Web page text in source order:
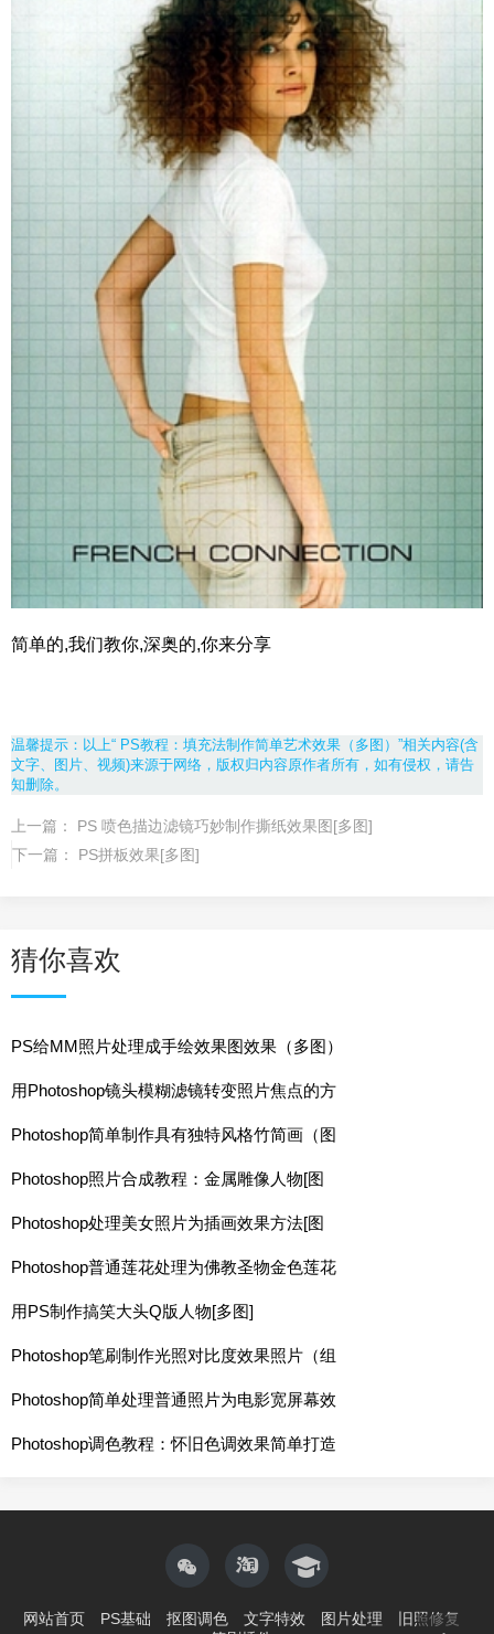
简单的,我们教你,深奥的,你来分享
温馨提示：以上“ PS教程：填充法制作简单艺术效果（多图）”相关内容(含
文字、图片、视频)来源于网络，版权归内容原作者所有，如有侵权，请告
知删除。
上一篇：
PS 喷色描边滤镜巧妙制作撕纸效果图[多图]
下一篇：
PS拼板效果[多图]
猜你喜欢
PS给MM照片处理成手绘效果图效果（多图）
用Photoshop镜头模糊滤镜转变照片焦点的方
Photoshop简单制作具有独特风格竹简画（图
Photoshop照片合成教程：金属雕像人物[图
Photoshop处理美女照片为插画效果方法[图
Photoshop普通莲花处理为佛教圣物金色莲花
用PS制作搞笑大头Q版人物[多图]
Photoshop笔刷制作光照对比度效果照片（组
Photoshop简单处理普通照片为电影宽屏幕效
Photoshop调色教程：怀旧色调效果简单打造
网站首页 PS基础 抠图调色 文字特效 图片处理
旧照修复